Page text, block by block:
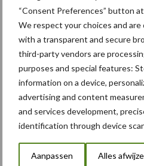
“Consent Preferences” button
We respect your choices and
with a transparent and secure
third-party vendors are
purposes and special features:
information on a device,
advertising and content
and services development,
identification through device
Aanpassen Alles
Albourgh Tyres breidt uit naar
Caterpillar breidt gamma
Komatsu HM460-6 knikdumper
Nieuwe compacte gedragen
Recente reacties
Paul JacobsopFendt kondigt
herfst